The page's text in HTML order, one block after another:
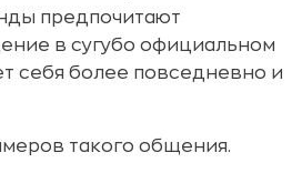
предпочитают
в сугубо официальном
себя более повседневно и
такого общения.